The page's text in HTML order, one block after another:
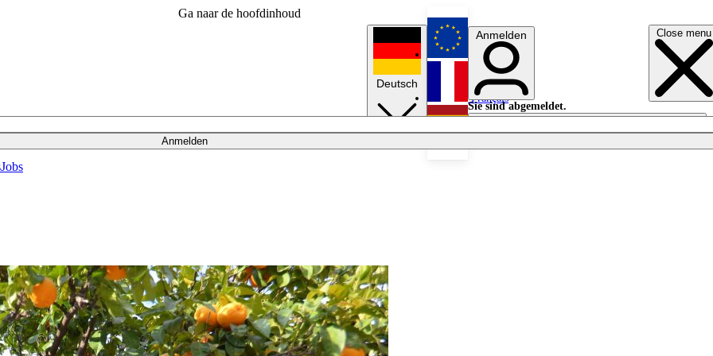
Ga naar de hoofdinhoud
Close menu
Anmelden
Jobs
Deutsch
English
Français
Anmelden
Sie sind abgemeldet.
Anmelden
Licht aus